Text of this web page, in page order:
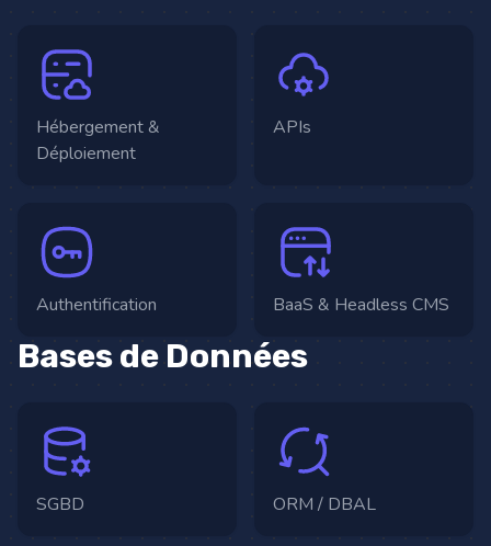
Hébergement &
Déploiement
APIs
Authentification BaaS & Headless CMS
Bases de Données
SGBD ORM / DBAL